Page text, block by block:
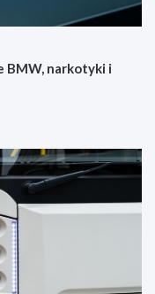
BMW, narkotyki i